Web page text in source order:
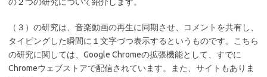
（３）の研究は、音楽動画の再生に同期させ、コメントを共有し、
タイピングした瞬間に１文字づつ表示するというものです。こちら
の研究に関しては、Google Chromeの拡張機能として、すでに
Chromeウェブストアで配信されています。また、サイトもありま